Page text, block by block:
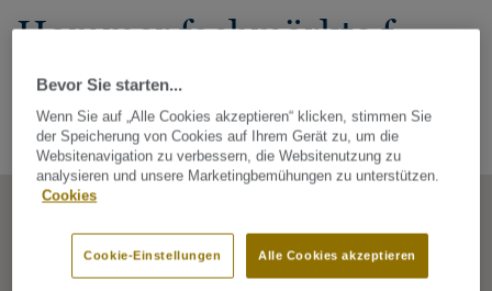
hammer fachmärkte f.
heimausstattun
Schermbecker Landstraße 15, 46485, Wesel, Nordrhein-
Westfalen, Germany
Bevor Sie starten...
Wenn Sie auf „Alle Cookies akzeptieren“ klicken, stimmen Sie
der Speicherung von Cookies auf Ihrem Gerät zu, um die
Websitenavigation zu verbessern, die Websitenutzung zu
analysieren und unsere Marketingbemühungen zu unterstützen.
Cookies
Alle Cookies akzeptieren
Cookie-Einstellungen